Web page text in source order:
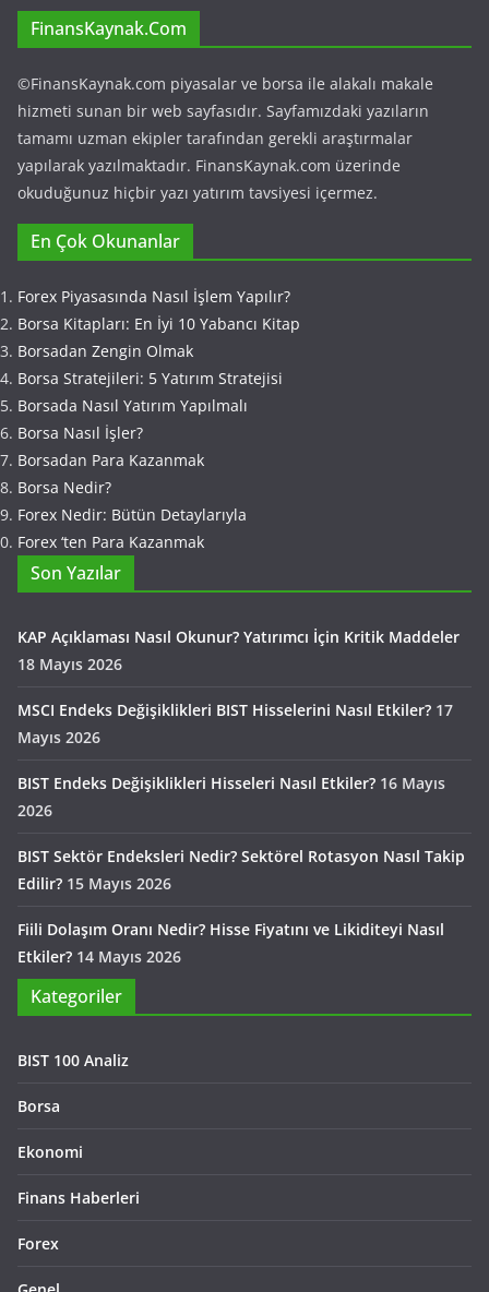
FinansKaynak.Com
©FinansKaynak.com piyasalar ve borsa ile alakalı makale
hizmeti sunan bir web sayfasıdır. Sayfamızdaki yazıların
tamamı uzman ekipler tarafından gerekli araştırmalar
yapılarak yazılmaktadır. FinansKaynak.com üzerinde
okuduğunuz hiçbir yazı yatırım tavsiyesi içermez.
En Çok Okunanlar
Forex Piyasasında Nasıl İşlem Yapılır?
Borsa Kitapları: En İyi 10 Yabancı Kitap
Borsadan Zengin Olmak
Borsa Stratejileri: 5 Yatırım Stratejisi
Borsada Nasıl Yatırım Yapılmalı
Borsa Nasıl İşler?
Borsadan Para Kazanmak
Borsa Nedir?
Forex Nedir: Bütün Detaylarıyla
Forex ‘ten Para Kazanmak
Son Yazılar
KAP Açıklaması Nasıl Okunur? Yatırımcı İçin Kritik Maddeler
18 Mayıs 2026
MSCI Endeks Değişiklikleri BIST Hisselerini Nasıl Etkiler? 17
Mayıs 2026
BIST Endeks Değişiklikleri Hisseleri Nasıl Etkiler? 16 Mayıs
2026
BIST Sektör Endeksleri Nedir? Sektörel Rotasyon Nasıl Takip
Edilir? 15 Mayıs 2026
Fiili Dolaşım Oranı Nedir? Hisse Fiyatını ve Likiditeyi Nasıl
Etkiler? 14 Mayıs 2026
Kategoriler
BIST 100 Analiz
Borsa
Ekonomi
Finans Haberleri
Forex